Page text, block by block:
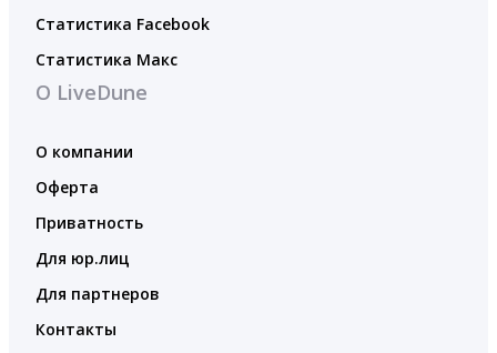
Статистика Facebook
Статистика Макс
О LiveDune
О компании
Оферта
Приватность
Для юр.лиц
Для партнеров
Контакты